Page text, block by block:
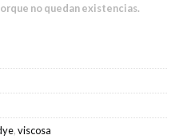
no quedan existencias.
,viscosa